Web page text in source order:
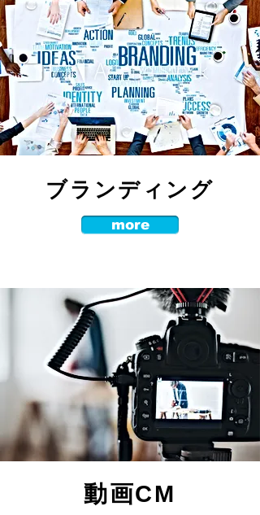
​ブランディング
more
​動画CM